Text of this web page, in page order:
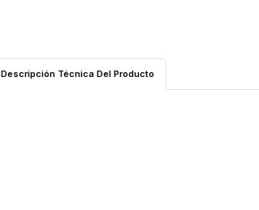
Descripción Técnica Del Producto